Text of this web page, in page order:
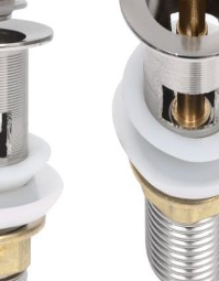
Подложки за фитнес уреди
Лостове за набиране